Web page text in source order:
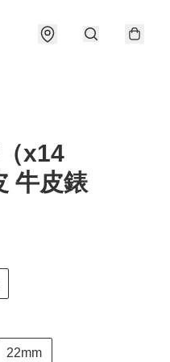
x14
牛皮錶
22mm